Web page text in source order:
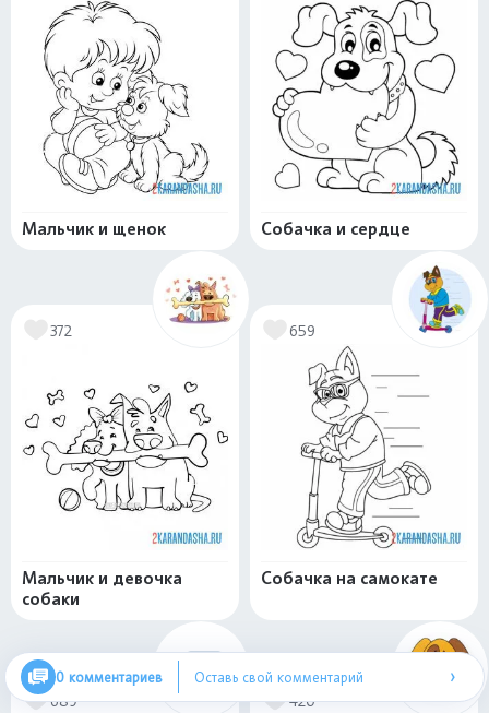
Мальчик и щенок Собачка и сердце
372
Мальчик и девочка
собаки
659
Собачка на самокате
689 420
0 комментариев Оставь свой комментарий ›